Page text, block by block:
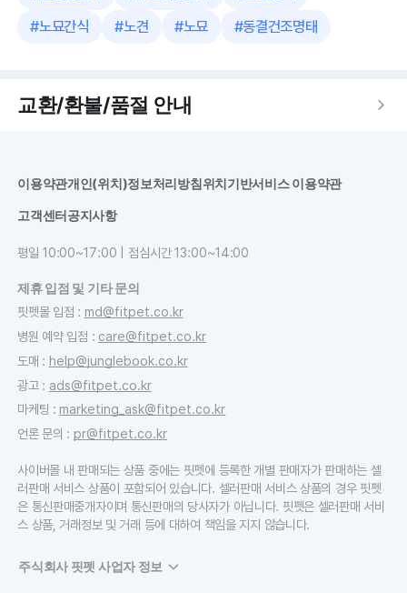
#노묘간식 #노견 #노묘 #동결건조명태
교환/환불/품절 안내
이용약관개인(위치)정보처리방침위치기반서비스 이용약관
고객센터공지사항
평일 10:00~17:00 | 점심시간 13:00~14:00
제휴 입점 및 기타 문의
핏펫몰 입점 : md@fitpet.co.kr
병원 예약 입점 : care@fitpet.co.kr
도매 : help@junglebook.co.kr
광고: ads@fitpet.co.kr
마케팅 : marketing_ask@fitpet.co.kr
언론 문의 : pr@fitpet.co.kr
사이버몰 내 판매되는 상품 중에는 핏펫에 등록한 개별 판매자가 판매하는 셀
러판매 서비스 상품이 포함되어 있습니다. 셀러판매 서비스 상품의 경우 핏펫
은 통신판매중개자이며 통신판매의 당사자가 아닙니다. 핏펫은 셀러판매 서비
스 상품, 거래정보 및 거래 등에 대하여 책임을 지지 않습니다.
주식회사 핏펫 사업자 정보